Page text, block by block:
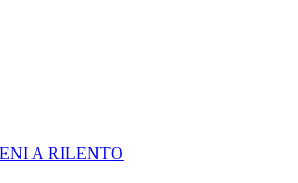
A RILENTO